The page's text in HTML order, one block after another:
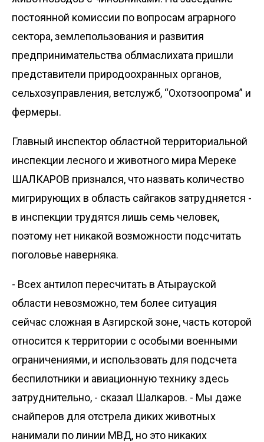
постоянной комиссии по вопросам аграрного
сектора, землепользования и развития
предпринимательства облмас­лихата пришли
представители природо­охранных органов,
сельхоз­управления, ветслужб, “Охотзоопрома” и
фермеры.
Главный инспектор областной территориальной
инспекции лесного и животного мира Мереке
ШАЛКАРОВ признался, что назвать количество
мигрирующих в область сайгаков затрудняется -
в инспекции трудятся лишь семь человек,
поэтому нет никакой возможности подсчитать
поголовье наверняка.
- Всех антилоп пересчитать в Атырауской
области невозможно, тем более ситуация
сейчас сложная в Азгирской зоне, часть которой
относится к территории с особыми военными
ограничениями, и использовать для подсчета
беспилотники и авиационную технику здесь
затруднительно, - сказал Шалкаров. - Мы даже
снайперов для отстрела диких животных
нанимали по линии МВД, но это никаких